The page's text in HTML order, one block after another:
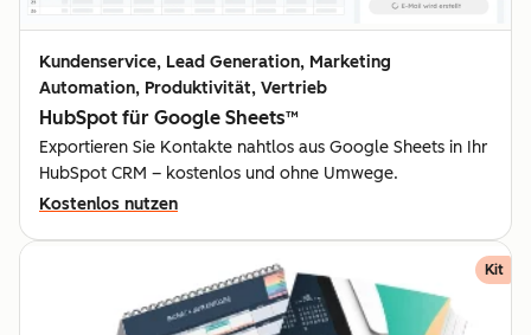
Kundenservice, Lead Generation, Marketing
Automation, Produktivität, Vertrieb
HubSpot für Google Sheets™
Exportieren Sie Kontakte nahtlos aus Google Sheets in Ihr
HubSpot CRM – kostenlos und ohne Umwege.
Kostenlos nutzen
Kit